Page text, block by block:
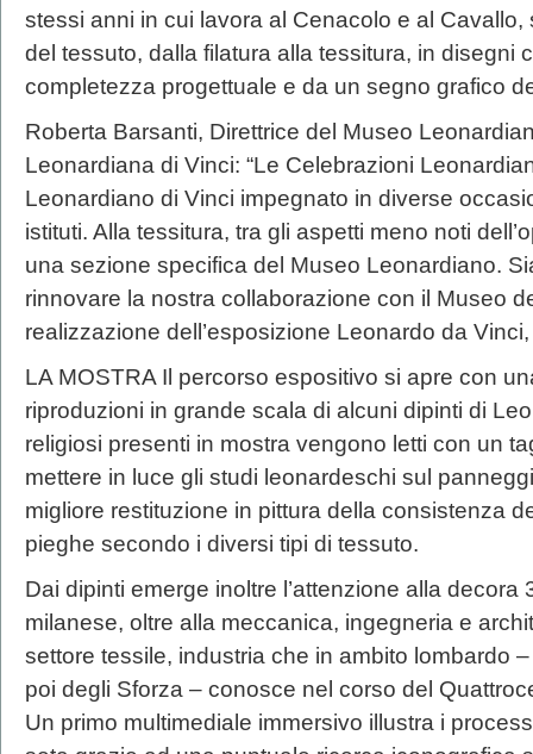
stessi anni in cui lavora al Cenacolo e al
del tessuto, dalla filatura alla tessitura, in disegni
completezza progettuale e da un segno grafico
Roberta Barsanti, Direttrice del Museo
Leonardiana di Vinci: “Le Celebrazioni
Leonardiano di Vinci impegnato in diverse
istituti. Alla tessitura, tra gli aspetti meno noti
una sezione specifica del Museo Leonardiano.
rinnovare la nostra collaborazione con il Museo
realizzazione dell’esposizione Leonardo da Vinci,
LA MOSTRA Il percorso espositivo si apre con
riproduzioni in grande scala di alcuni dipinti di
religiosi presenti in mostra vengono letti con un
mettere in luce gli studi leonardeschi sul
migliore restituzione in pittura della consistenza
pieghe secondo i diversi tipi di tessuto.
Dai dipinti emerge inoltre l’attenzione alla
milanese, oltre alla meccanica, ingegneria e
settore tessile, industria che in ambito lombardo
poi degli Sforza – conosce nel corso del
Un primo multimediale immersivo illustra i